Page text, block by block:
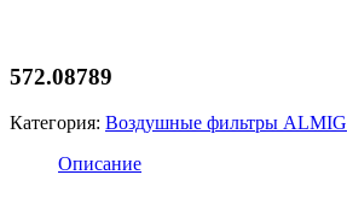
572.08789
Категория: Воздушные фильтры ALMIG
Описание